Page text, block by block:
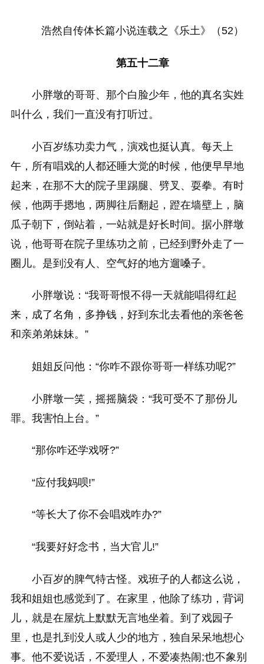
浩然自传体长篇小说连载之《乐土》（52）
第五十二章
小胖墩的哥哥、那个白脸少年，他的真名实姓
叫什么，我们一直没有打听过。
小百岁练功卖力气，演戏也挺认真。每天上
午，所有唱戏的人都还睡大觉的时候，他便早早地
起来，在那不大的院子里踢腿、劈叉、耍拳。有时
候，他两手摁地，两脚往后翻起，蹬在墙壁上，脑
瓜子朝下，倒站着，一站就是好长时间。据小胖墩
说，他哥哥在院子里练功之前，已经到野外走了一
圈儿。是到没有人、空气好的地方遛嗓子。
小胖墩说：“我哥哥恨不得一天就能唱得红起
来，成了名角，多挣钱，好到东北去看他的亲爸爸
和亲弟弟妹妹。”
姐姐反问他：“你咋不跟你哥哥一样练功呢?”
小胖墩一笑，摇摇脑袋：“我可受不了那份儿
罪。我害怕上台。”
“那你咋还学戏呀?”
“应付我妈呗!”
“等长大了你不会唱戏咋办?”
“我要好好念书，当大官儿!”
小百岁的脾气特古怪。戏班子的人都这么说，
我和姐姐也感觉到了。在家里，他除了练功，背词
儿，就是在屋炕上默默无言地坐着。到了戏园子
里，也是扎到没人或人少的地方，独自呆呆地想心
事。他不爱说话，不爱理人，不爱凑热闹;也不象别